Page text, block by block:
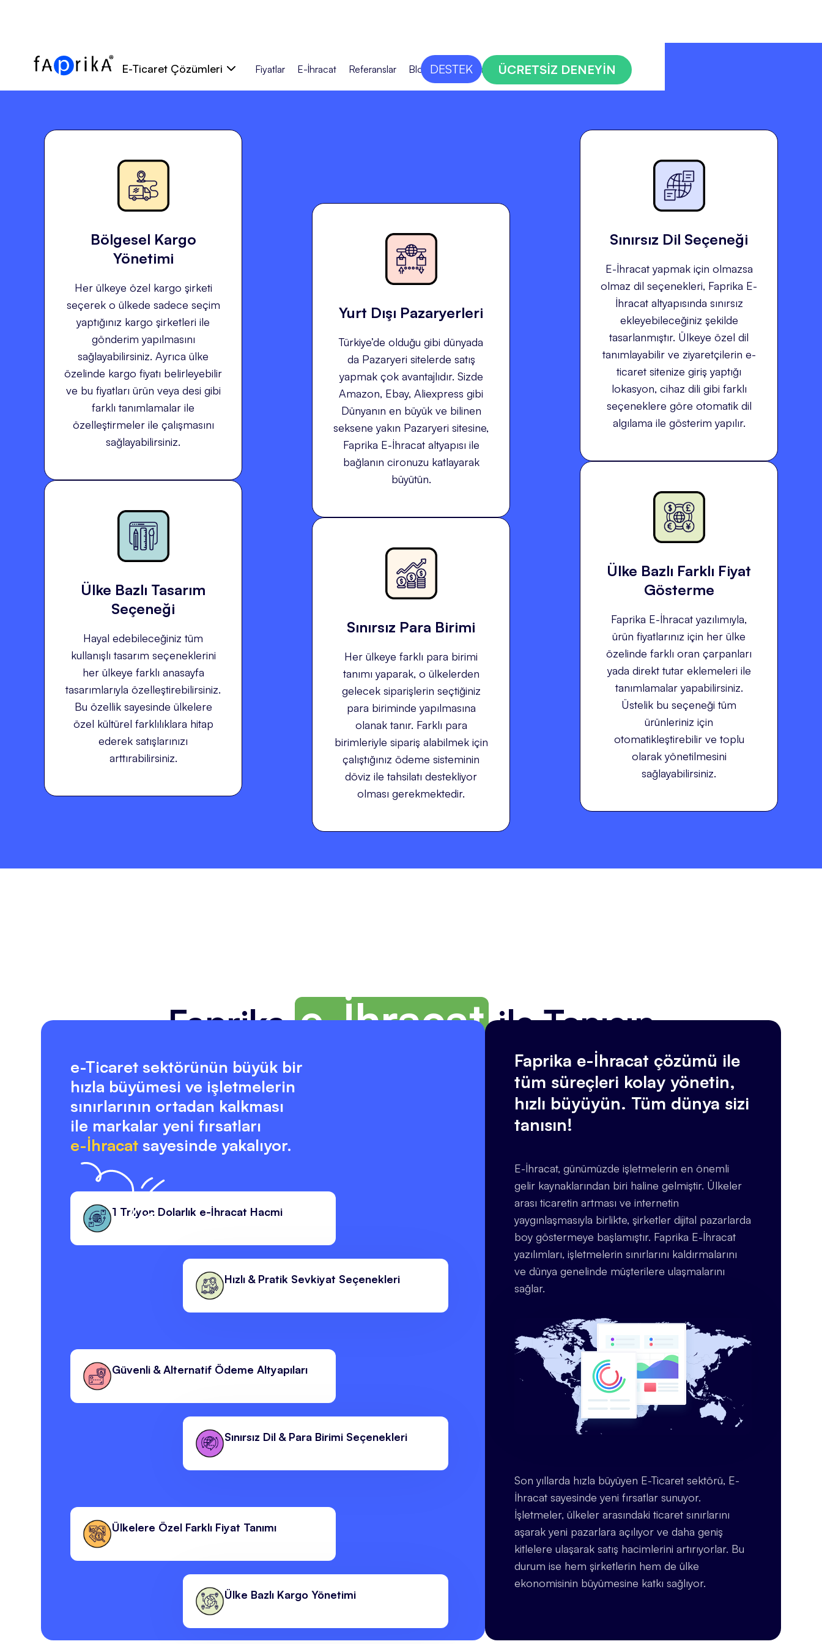
E-Ticaret Çözümleri Fiyatlar E-İhracat Referanslar Blog Bize Ulaşın
DESTEK ÜCRETSİZ DENEYİN
e-İhracat
Bölgesel Kargo
Yönetimi
Her ülkeye özel kargo şirketi
seçerek o ülkede sadece seçim
yaptığınız kargo şirketleri ile
gönderim yapılmasını
sağlayabilirsiniz. Ayrıca ülke
özelinde kargo fiyatı belirleyebilir
ve bu fiyatları ürün veya desi gibi
farklı tanımlamalar ile
özelleştirmeler ile çalışmasını
sağlayabilirsiniz.
Ülke Bazlı Tasarım
Seçeneği
Hayal edebileceğiniz tüm
kullanışlı tasarım seçeneklerini
her ülkeye farklı anasayfa
tasarımlarıyla özelleştirebilirsiniz.
Bu özellik sayesinde ülkelere
özel kültürel farklılıklara hitap
ederek satışlarınızı
arttırabilirsiniz.
Yurt Dışı Pazaryerleri
Türkiye’de olduğu gibi dünyada
da Pazaryeri sitelerde satış
yapmak çok avantajlıdır. Sizde
Amazon, Ebay, Aliexpress gibi
Dünyanın en büyük ve bilinen
seksene yakın Pazaryeri sitesine,
Faprika E-İhracat altyapısı ile
bağlanın cironuzu katlayarak
büyütün.
Sınırsız Para Birimi
Her ülkeye farklı para birimi
tanımı yaparak, o ülkelerden
gelecek siparişlerin seçtiğiniz
para biriminde yapılmasına
olanak tanır. Farklı para
birimleriyle sipariş alabilmek için
çalıştığınız ödeme sisteminin
döviz ile tahsilatı destekliyor
olması gerekmektedir.
Sınırsız Dil Seçeneği
E-İhracat yapmak için olmazsa
olmaz dil seçenekleri, Faprika E-
İhracat altyapısında sınırsız
ekleyebileceğiniz şekilde
tasarlanmıştır. Ülkeye özel dil
tanımlayabilir ve ziyaretçilerin e-
ticaret sitenize giriş yaptığı
lokasyon, cihaz dili gibi farklı
seçeneklere göre otomatik dil
algılama ile gösterim yapılır.
Ülke Bazlı Farklı Fiyat
Gösterme
Faprika E-İhracat yazılımıyla,
ürün fiyatlarınız için her ülke
özelinde farklı oran çarpanları
yada direkt tutar eklemeleri ile
tanımlamalar yapabilirsiniz.
Üstelik bu seçeneği tüm
ürünleriniz için
otomatikleştirebilir ve toplu
olarak yönetilmesini
sağlayabilirsiniz.
Faprikae-İhracatile Tanışın
e-Ticaret sektörünün büyük bir
hızla büyümesi ve işletmelerin
sınırlarının ortadan kalkması
ile markalar yeni fırsatları
e-İhracat sayesinde yakalıyor.
1 Trilyon Dolarlık e-İhracat Hacmi
Hızlı & Pratik Sevkiyat Seçenekleri
Güvenli & Alternatif Ödeme Altyapıları
Sınırsız Dil & Para Birimi Seçenekleri
Ülkelere Özel Farklı Fiyat Tanımı
Ülke Bazlı Kargo Yönetimi
Faprika e-İhracat çözümü ile
tüm süreçleri kolay yönetin,
hızlı büyüyün. Tüm dünya sizi
tanısın!
E-İhracat, günümüzde işletmelerin en önemli
gelir kaynaklarından biri haline gelmiştir. Ülkeler
arası ticaretin artması ve internetin
yaygınlaşmasıyla birlikte, şirketler dijital pazarlarda
boy göstermeye başlamıştır. Faprika E-İhracat
yazılımları, işletmelerin sınırlarını kaldırmalarını
ve dünya genelinde müşterilere ulaşmalarını
sağlar.
Son yıllarda hızla büyüyen E-Ticaret sektörü, E-
İhracat sayesinde yeni fırsatlar sunuyor.
İşletmeler, ülkeler arasındaki ticaret sınırlarını
aşarak yeni pazarlara açılıyor ve daha geniş
kitlelere ulaşarak satış hacimlerini artırıyorlar. Bu
durum ise hem şirketlerin hem de ülke
ekonomisinin büyümesine katkı sağlıyor.